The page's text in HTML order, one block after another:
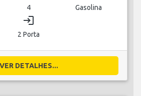
4 Gasolina
login
2 Porta
VER DETALHES...